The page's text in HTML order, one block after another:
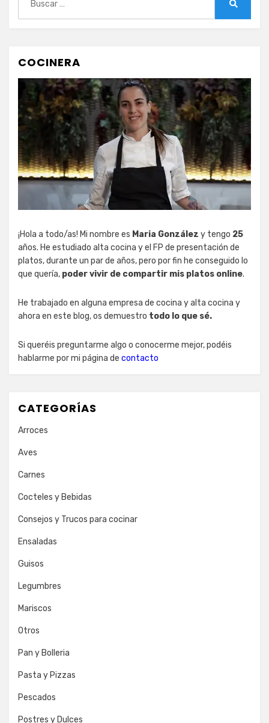
COCINERA
¡Hola a todo/as! Mi nombre es Maria González y tengo 25
años. He estudiado alta cocina y el FP de presentación de
platos, durante un par de años, pero por fin he conseguido lo
que quería, poder vivir de compartir mis platos online.
He trabajado en alguna empresa de cocina y alta cocina y
ahora en este blog, os demuestro todo lo que sé.
Si queréis preguntarme algo o conocerme mejor, podéis
hablarme por mi página de contacto
CATEGORÍAS
Arroces
Aves
Carnes
Cocteles y Bebidas
Consejos y Trucos para cocinar
Ensaladas
Guisos
Legumbres
Mariscos
Otros
Pan y Bolleria
Pasta y Pizzas
Pescados
Postres y Dulces